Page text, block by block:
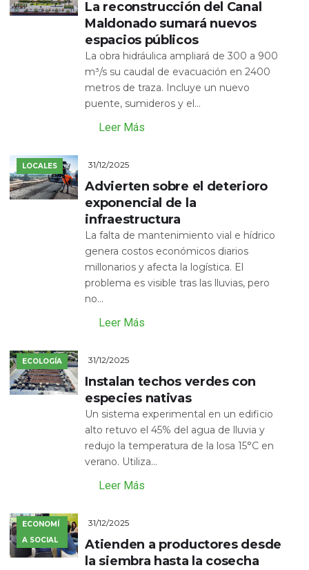
La reconstrucción del Canal
Maldonado sumará nuevos
espacios públicos
La obra hidráulica ampliará de 300 a 900
m³/s su caudal de evacuación en 2400
metros de traza. Incluye un nuevo
puente, sumideros y el...
Leer Más
LOCALES 31/12/2025
Advierten sobre el deterioro
exponencial de la
infraestructura
La falta de mantenimiento vial e hídrico
genera costos económicos diarios
millonarios y afecta la logística. El
problema es visible tras las lluvias, pero
no...
Leer Más
ECOLOGÍA 31/12/2025
Instalan techos verdes con
especies nativas
Un sistema experimental en un edificio
alto retuvo el 45% del agua de lluvia y
redujo la temperatura de la losa 15°C en
verano. Utiliza...
Leer Más
ECONOMÍ
A SOCIAL
31/12/2025
Atienden a productores desde
la siembra hasta la cosecha